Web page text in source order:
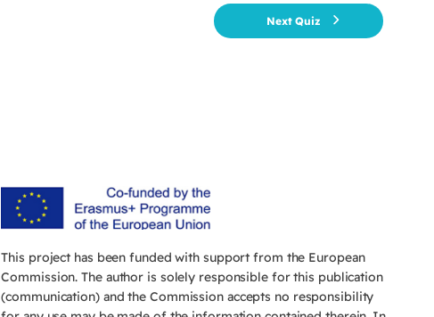
Next Quiz
This project has been funded with support from the European
Commission. The author is solely responsible for this publication
(communication) and the Commission accepts no responsibility